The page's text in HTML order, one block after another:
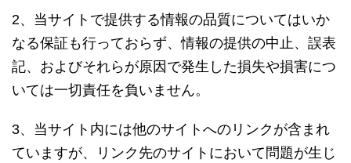
2、当サイトで提供する情報の品質についてはいか
なる保証も行っておらず、情報の提供の中止、誤表
記、およびそれらが原因で発生した損失や損害につ
いては一切責任を負いません。
3、当サイト内には他のサイトへのリンクが含まれ
ていますが、リンク先のサイトにおいて問題が生じ